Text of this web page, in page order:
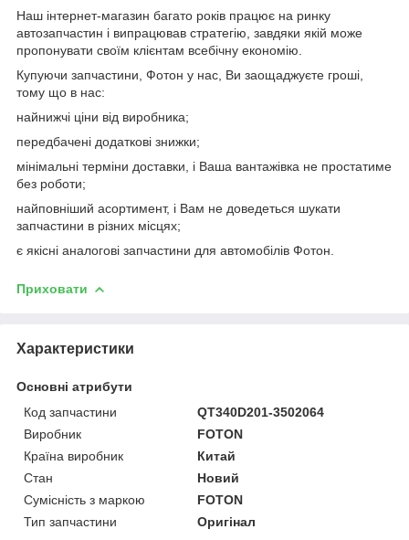
Наш інтернет-магазин багато років працює на ринку
автозапчастин і випрацював стратегію, завдяки якій може
пропонувати своїм клієнтам всебічну економію.
Купуючи запчастини, Фотон у нас, Ви заощаджуєте гроші,
тому що в нас:
найнижчі ціни від виробника;
передбачені додаткові знижки;
мінімальні терміни доставки, і Ваша вантажівка не простатиме
без роботи;
найповніший асортимент, і Вам не доведеться шукати
запчастини в різних місцях;
є якісні аналогові запчастини для автомобілів Фотон.
Приховати
Характеристики
Основні атрибути
Код запчастини
QT340D201-3502064
Виробник
FOTON
Країна виробник
Китай
Стан
Новий
Сумісність з маркою
FOTON
Тип запчастини
Оригінал